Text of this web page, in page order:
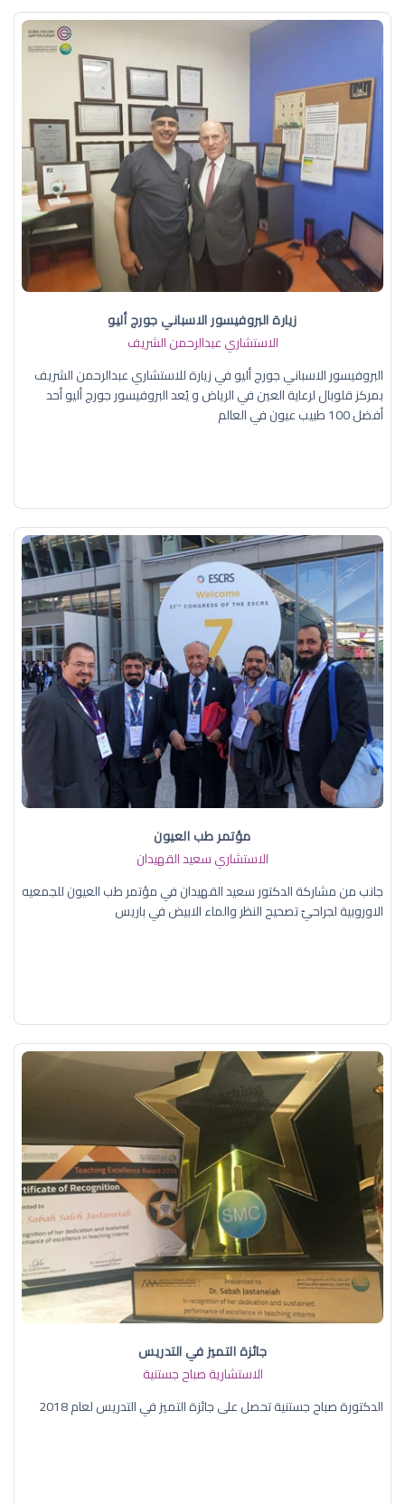
زيارة البروفيسور الاسباني جورج أليو
الاستشاري عبدالرحمن الشريف
البروفيسور الاسباني جورج أليو في زيارة للاستشاري عبدالرحمن الشريف
بمركز قلوبال لرعاية العين في الرياض و يُعد البروفيسور جورج أليو أحد
أفضل 100 طبيب عيون في العالم
مؤتمر طب العيون
الاستشاري سعيد القهيدان
جانب من مشاركة الدكتور سعيد القهيدان في مؤتمر طب العيون للجمعيه
الاوروبية لجراحيّ تصحيح النظر والماء الابيض في باريس
جائزة التميز في التدريس
الاستشارية صباح جستنية
الدكتورة صباح جستنية تحصل على جائزة التميز في التدريس لعام 2018